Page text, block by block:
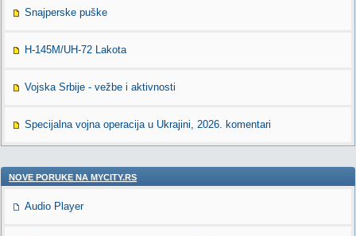
Snajperske puške
H-145M/UH-72 Lakota
Vojska Srbije - vežbe i aktivnosti
Specijalna vojna operacija u Ukrajini, 2026. komentari
NOVE PORUKE NA MYCITY.RS
Audio Player